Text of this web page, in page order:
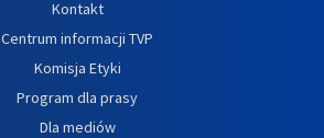
Kontakt
Centrum informacji TVP
Komisja Etyki
Program dla prasy
Dla mediów